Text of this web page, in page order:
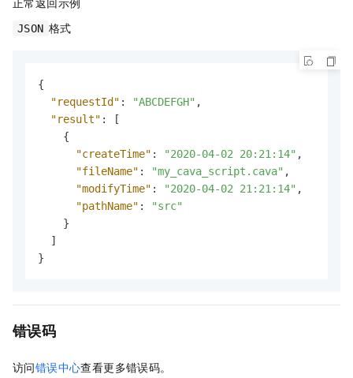
JSON 格式
{
"requestId" : "ABCDEFGH" ,
"result" :
[
{
"createTime" : "2020-04-02 20:21:14" ,
"fileName" : "my_cava_script.cava" ,
"modifyTime" : "2020-04-02 21:21:14" ,
"pathName" :
"src"
}
]
}
错误码
访问错误中心查看更多错误码。